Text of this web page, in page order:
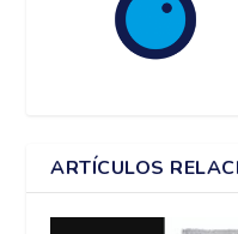
ARTÍCULOS